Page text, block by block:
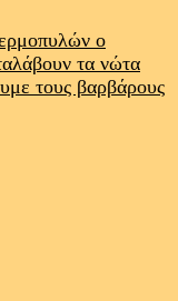
ο
τα νώτα
τους βαρβάρους